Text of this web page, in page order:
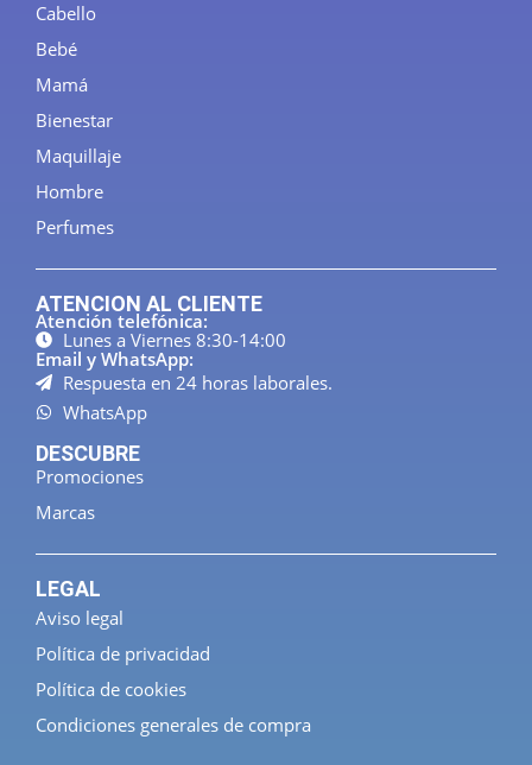
Cabello
Bebé
Mamá
Bienestar
Maquillaje
Hombre
Perfumes
ATENCION AL CLIENTE
Atención telefónica:
Lunes a Viernes 8:30-14:00
Email y WhatsApp:
Respuesta en 24 horas laborales.
WhatsApp
DESCUBRE
Promociones
Marcas
LEGAL
Aviso legal
Política de privacidad
Política de cookies
Condiciones generales de compra